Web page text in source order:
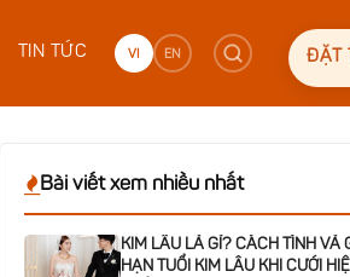
TIN TỨC VI EN ĐẶT
Bài viết xem nhiều nhất
KIM LÂU LÀ GÌ? CÁCH TÍNH VÀ
HẠN TUỔI KIM LÂU KHI CƯỚI